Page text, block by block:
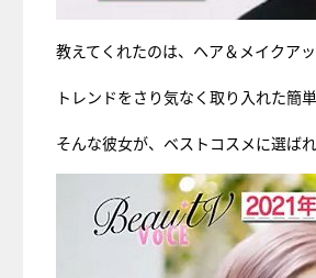
教えてくれたのは、ヘア＆メイクア
トレンドをさり気なく取り入れた簡
そんな彼女が、ベストコスメに選ば